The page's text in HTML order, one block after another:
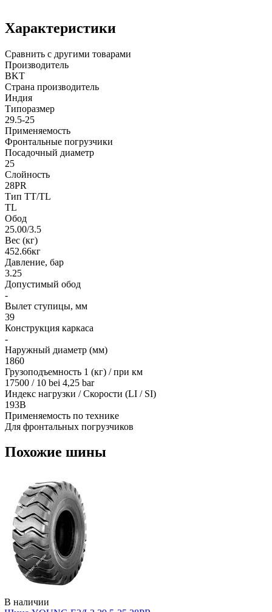
Характеристики
Сравнить с другими товарами
Производитель
BKT
Страна производитель
Индия
Типоразмер
29.5-25
Применяемость
Фронтальные погрузчики
Посадочный диаметр
25
Слойность
28PR
Тип TT/TL
TL
Обод
25.00/3.5
Вес (кг)
452.66кг
Давление, бар
3.25
Допустимый обод
-
Вылет ступицы, мм
39
Конструкция каркаса
-
Наружный диаметр (мм)
1860
Грузоподъемность 1 (кг) / при км
17500 / 10 bei 4,25 bar
Индекс нагрузки / Скорости (LI / SI)
193B
Применяемость по технике
Для фронтальных погрузчиков
Похожие шины
В наличии